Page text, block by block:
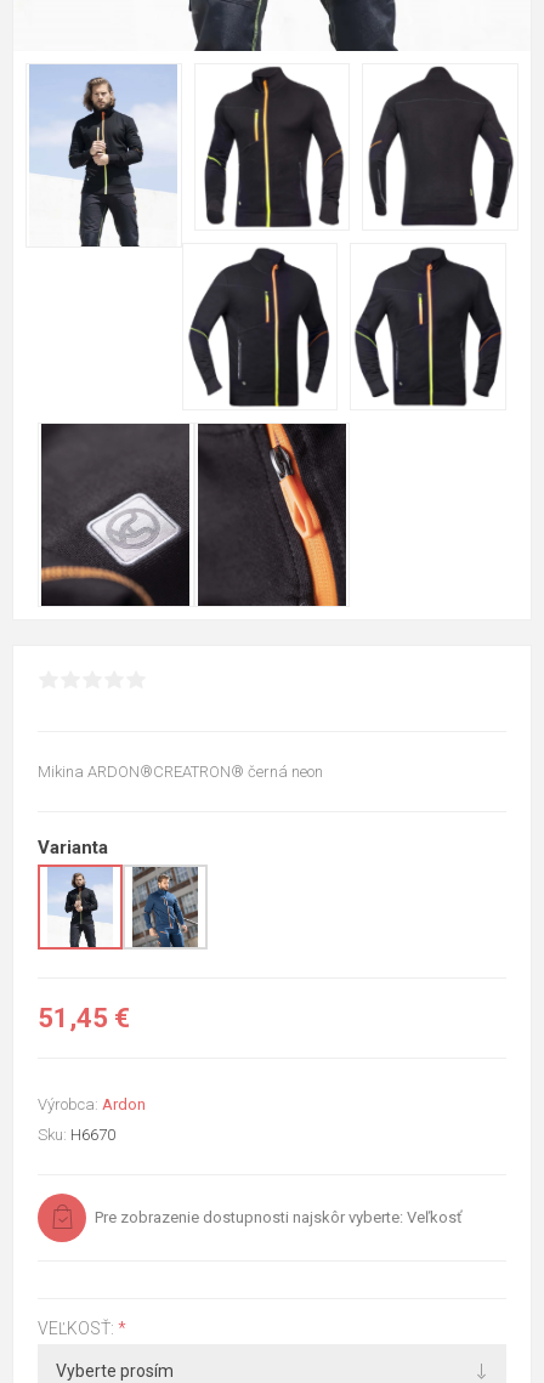
Mikina ARDON®CREATRON® černá neon
Varianta
51,45 €
Výrobca: Ardon
Sku: H6670
Pre zobrazenie dostupnosti najskôr vyberte: Veľkosť
VEĽKOSŤ: *